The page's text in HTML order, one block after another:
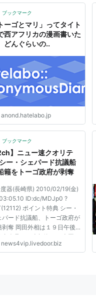
ブックマーク
ーゴとマリ」ってタイト
西アフリカの漫画書いた
どんぐらいの..
anond.hatelabo.jp
ブックマーク
】ニュー速クオリテ
ー・シェパード抗議船
籍をトーゴ政府が剥奪
器(長崎県) 2010/02/19(金)
ID:dc/MDJp0 ?
ポイント特典 シー・
パード抗議船、トーゴ政府が
剥奪 岡田外相は１９日午後
者会見で、南極海での米国の
鯨団体「シー・シェパード」
news4vip.livedoor.biz